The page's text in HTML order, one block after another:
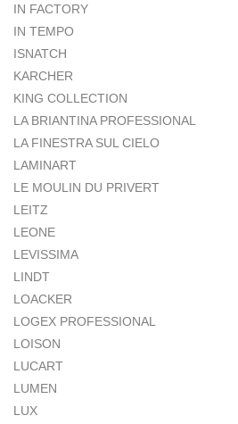
IN FACTORY
IN TEMPO
ISNATCH
KARCHER
KING COLLECTION
LA BRIANTINA PROFESSIONAL
LA FINESTRA SUL CIELO
LAMINART
LE MOULIN DU PRIVERT
LEITZ
LEONE
LEVISSIMA
LINDT
LOACKER
LOGEX PROFESSIONAL
LOISON
LUCART
LUMEN
LUX